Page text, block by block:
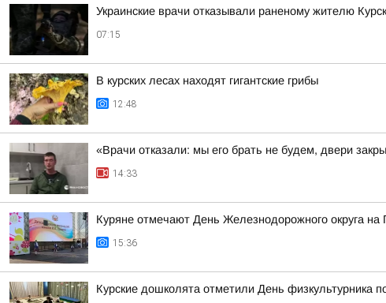
Украинские врачи отказывали раненому жителю
07:15
В курских лесах находят гигантские грибы
12:48
«Врачи отказали: мы его брать не будем, двери
14:33
Куряне отмечают День Железнодорожного округа на
15:36
Курские дошколята отметили День физкультурника